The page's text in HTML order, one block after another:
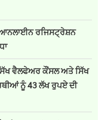
ਆਨਲਾਈਨ ਰਜਿਸਟ੍ਰੇਸ਼ਨ
ਵੈਲਫੇਅਰ ਕੌਂਸਲ ਅਤੇ ਸਿੱਖ
ਨੂੰ 43 ਲੱਖ ਰੁਪਏ ਦੀ